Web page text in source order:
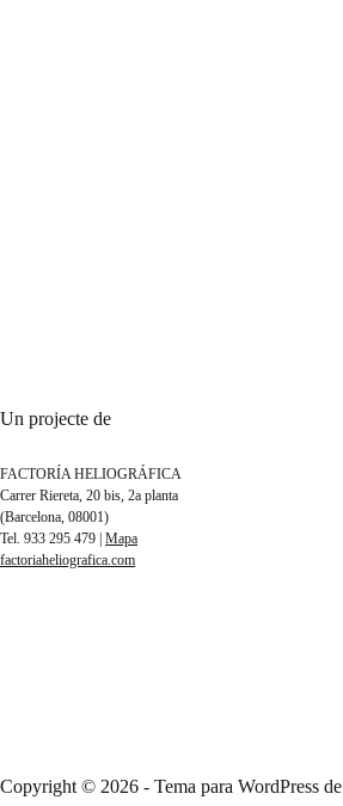
Un projecte de
FACTORÍA HELIOGRÁFICA
Carrer Riereta, 20 bis, 2a planta
(Barcelona, 08001)
Tel. 933 295 479 | Mapa
factoriaheliografica.com
Copyright © 2026 - Tema para WordPress de